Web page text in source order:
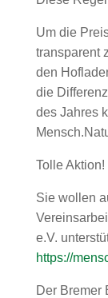
Um die
transparent
den
die
des Jahres
Tolle
Sie wollen
e.V.
https://
Der Bremer